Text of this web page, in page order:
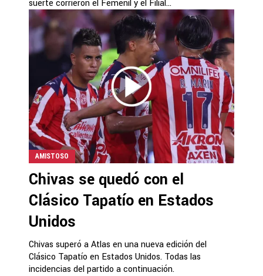
suerte corrieron el Femenil y el Filial...
AMISTOSO
Chivas se quedó con el
Clásico Tapatío en Estados
Unidos
Chivas superó a Atlas en una nueva edición del
Clásico Tapatío en Estados Unidos. Todas las
incidencias del partido a continuación.